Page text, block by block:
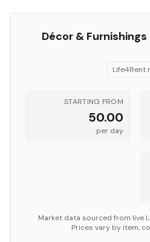
Décor & Furnishings
Life4Rent
STARTING FROM
50.00
per day
Market data sourced from live
Prices vary by item,